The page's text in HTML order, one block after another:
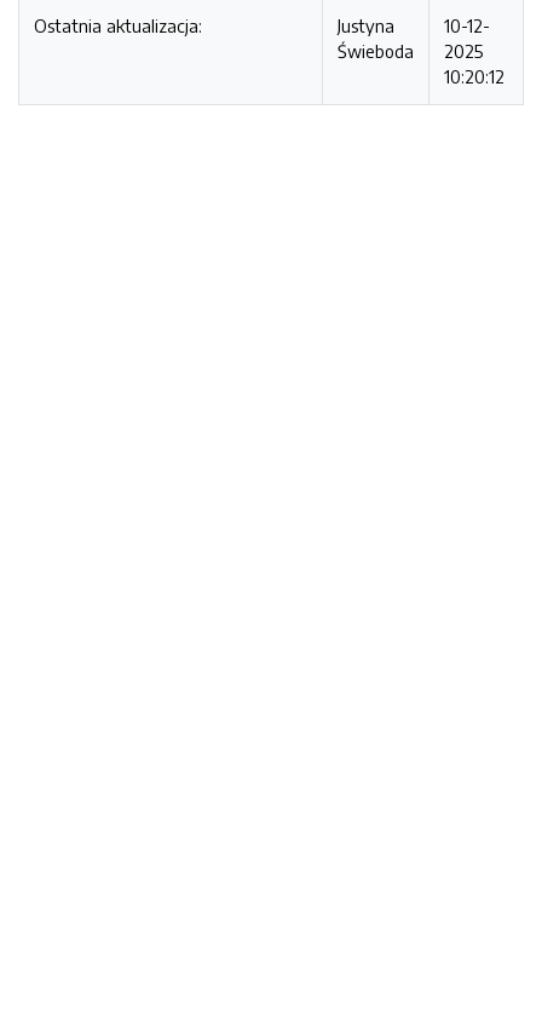
Ostatnia aktualizacja:
Justyna
Świeboda
10-12-
2025
10:20:12